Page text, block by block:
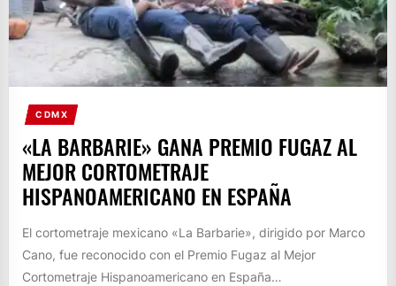
CDMX
«LA BARBARIE» GANA PREMIO FUGAZ AL
MEJOR CORTOMETRAJE
HISPANOAMERICANO EN ESPAÑA
El cortometraje mexicano «La Barbarie», dirigido por Marco
Cano, fue reconocido con el Premio Fugaz al Mejor
Cortometraje Hispanoamericano en España…